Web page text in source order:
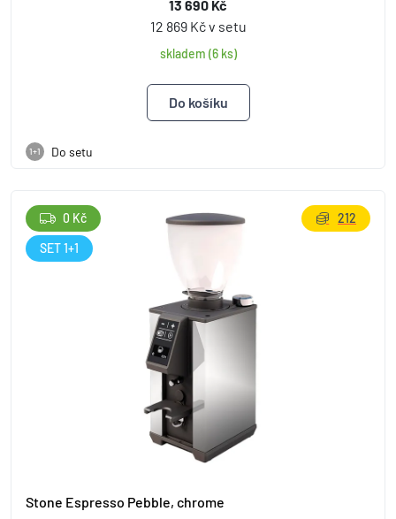
13 690 Kč
12 869 Kč v setu
skladem (6 ks)
1+1 Do setu
Stone Espresso Pebble, chrome
0 Kč
SET 1+1
212